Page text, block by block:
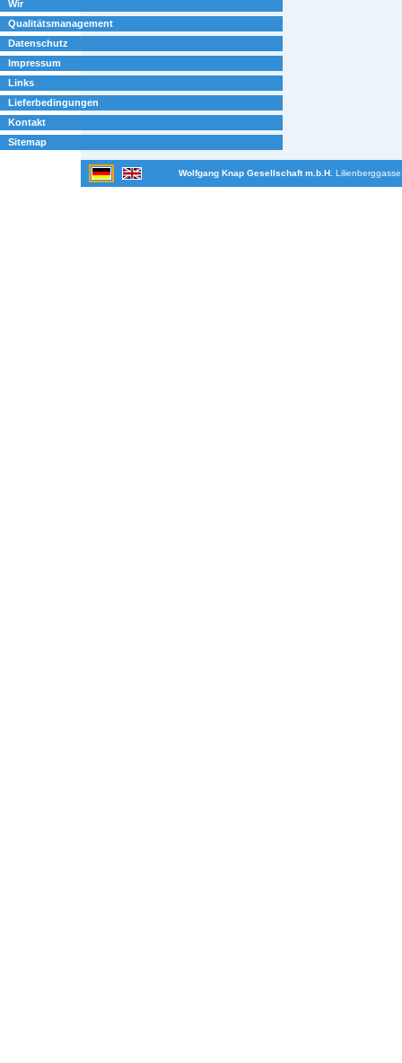
Wir
Qualitätsmanagement
Datenschutz
Impressum
Links
Lieferbedingungen
Kontakt
Sitemap
Wolfgang Knap Gesellschaft m.b.H.